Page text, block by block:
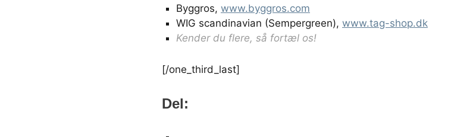
Byggros, www.byggros.com
WIG scandinavian (Sempergreen), www.tag-shop.dk
Kender du flere, så fortæl os!
[/one_third_last]
Del: